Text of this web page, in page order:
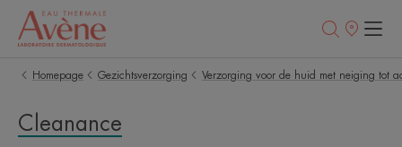
Homepage Gezichtsverzorging Verzorging voor de huid met neiging tot
Cleanance